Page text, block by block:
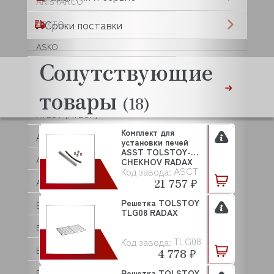
ARKTO
ASKO
ASSUM
ATESY (АТЕСИ)
ATOLLSPEED
AUCMA
AURORA
BAKEBERRY
BARBOSSA P.L.
BARTSCHER
Сроки поставки
Сопутствующие
товары (18)
Код завода: ASСT
Комплект для
установки печей
ASST TOLSTOY-
CHEKHOV RADAX
21 757 ₽
Код завода: TLG08
Решетка TOLSTOY
TLG08 RADAX
4 778 ₽